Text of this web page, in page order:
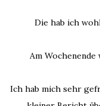
Die hab ich
Am
Ich hab mich sehr